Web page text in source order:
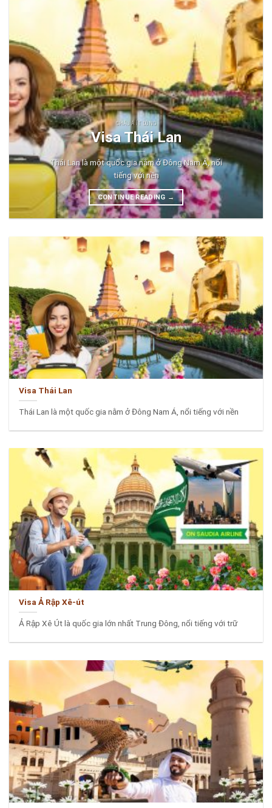
CHÂU Á ÍT DÙNG
Visa Thái Lan
Thái Lan là một quốc gia nằm ở Đông Nam Á, nổi
tiếng với nền
CONTINUE READING →
Visa Thái Lan
Thái Lan là một quốc gia nằm ở Đông Nam Á, nổi tiếng với nền
Visa Ả Rập Xê-út
Ả Rập Xê Út là quốc gia lớn nhất Trung Đông, nổi tiếng với trữ